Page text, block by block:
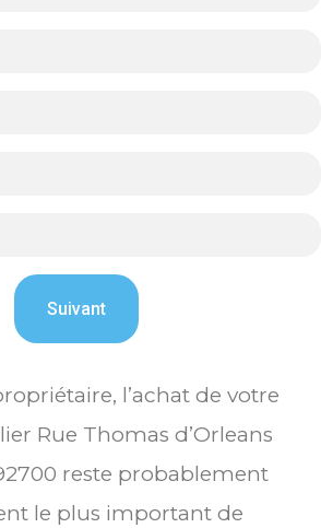
l’achat de votre
Rue Thomas d’Orleans
reste probablement
le plus important de